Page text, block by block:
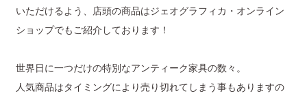
いただけるよう、店頭の商品はジェオグラフィカ・オンライン
ショップでもご紹介しております！
世界日に一つだけの特別なアンティーク家具の数々。
人気商品はタイミングにより売り切れてしまう事もありますの